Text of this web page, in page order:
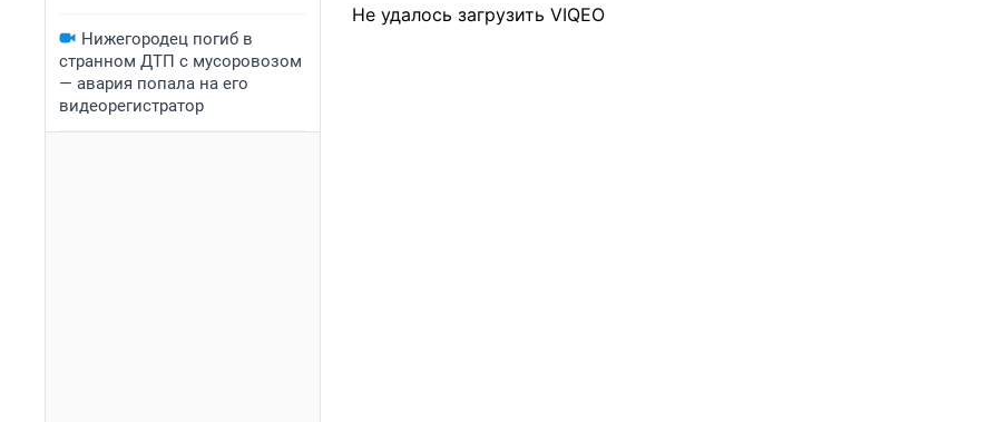
Нижегородец погиб в
странном ДТП с мусоровозом
— авария попала на его
видеорегистратор
Не удалось загрузить VIQEO